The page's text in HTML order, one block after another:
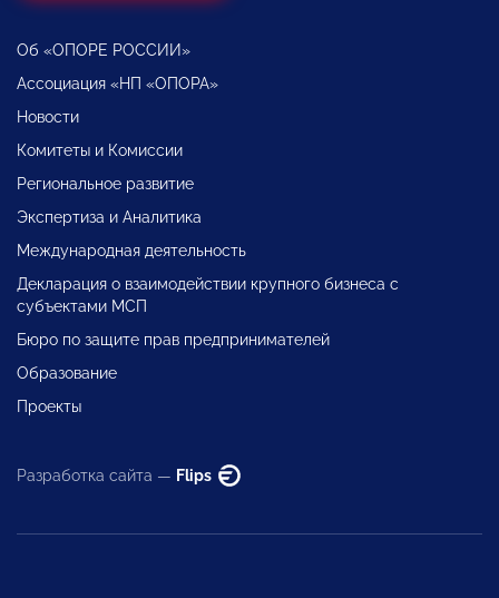
Об «ОПОРЕ РОССИИ»
Ассоциация «НП «ОПОРА»
Новости
Комитеты и Комиссии
Региональное развитие
Экспертиза и Аналитика
Международная деятельность
Декларация о взаимодействии крупного бизнеса с
субъектами МСП
Бюро по защите прав предпринимателей
Образование
Проекты
Разработка сайта — Flips